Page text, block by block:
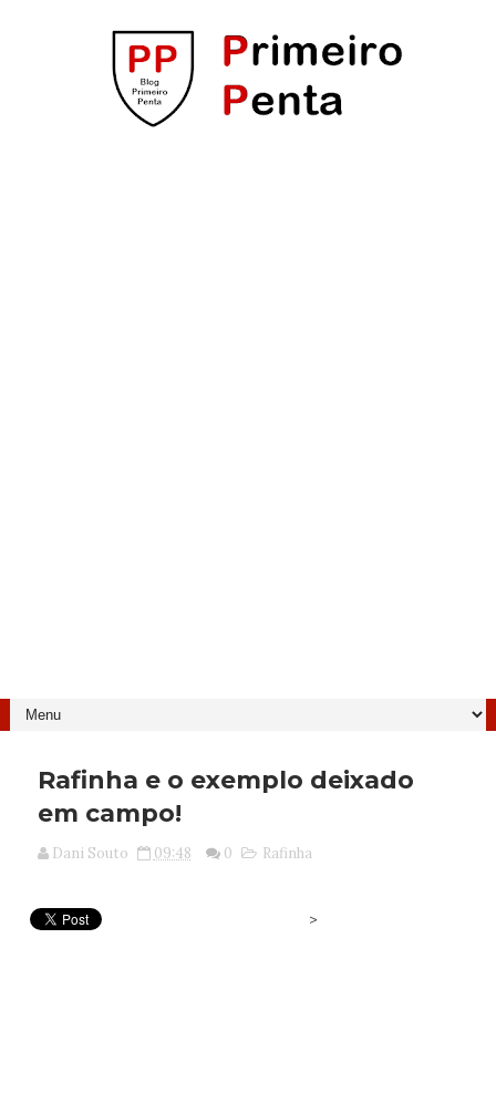
Rafinha e o exemplo deixado
em campo!
Dani Souto 09:48 0 Rafinha
>